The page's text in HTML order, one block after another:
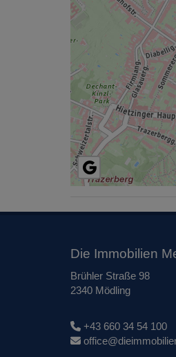
Die Immobilien
Brühler Straße 98
2340 Mödling
+43 660 34 54 100